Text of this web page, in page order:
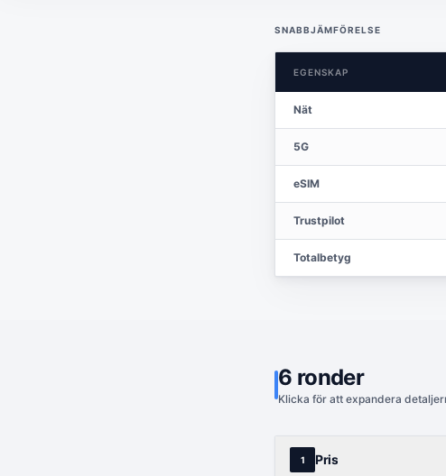
SNABBJÄMFÖRELSE
EGENSKAP
Nät
5G
eSIM
Trustpilot
Totalbetyg
6 ronder
Klicka för att expandera
1 Pris